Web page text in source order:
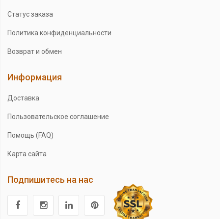
Статус заказа
Политика конфиденциальности
Возврат и обмен
Информация
Доставка
Пользовательское соглашение
Помощь (FAQ)
Карта сайта
Подпишитесь на нас